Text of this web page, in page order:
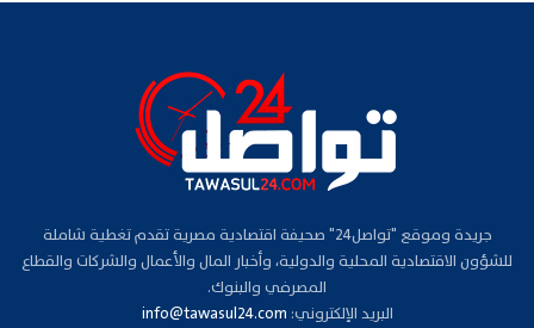
جريدة وموقع "تواصل24" صحيفة اقتصادية مصرية تقدم تغطية شاملة
للشؤون الاقتصادية المحلية والدولية، وأخبار المال والأعمال والشركات والقطاع
المصرفي والبنوك.
البريد الإلكتروني: info@tawasul24.com